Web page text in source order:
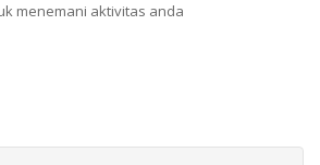
menemani aktivitas anda